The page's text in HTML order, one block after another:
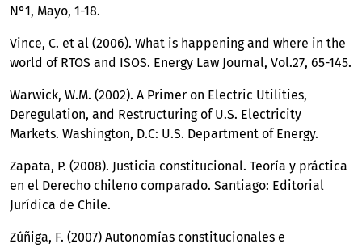
N°1, Mayo, 1-18.
Vince, C. et al (2006). What is happening and where in the
world of RTOS and ISOS. Energy Law Journal, Vol.27, 65-145.
Warwick, W.M. (2002). A Primer on Electric Utilities,
Deregulation, and Restructuring of U.S. Electricity
Markets. Washington, D.C: U.S. Department of Energy.
Zapata, P. (2008). Justicia constitucional. Teoría y práctica
en el Derecho chileno comparado. Santiago: Editorial
Jurídica de Chile.
Zúñiga, F. (2007) Autonomías constitucionales e